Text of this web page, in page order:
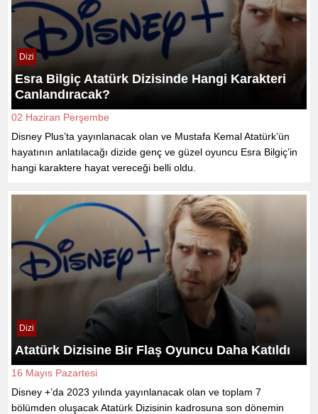
Dizi
Esra Bilgiç Atatürk Dizisinde Hangi Karakteri
Canlandıracak?
02 Haziran Perşembe
Disney Plus’ta yayınlanacak olan ve Mustafa Kemal Atatürk’ün
hayatının anlatılacağı dizide genç ve güzel oyuncu Esra Bilgiç’in
hangi karaktere hayat vereceği belli oldu.
Dizi
Atatürk Dizisine Bir Flaş Oyuncu Daha Katıldı
16 Mayıs Pazartesi
Disney +’da 2023 yılında yayınlanacak olan ve toplam 7
bölümden oluşacak Atatürk Dizisinin kadrosuna son dönemin